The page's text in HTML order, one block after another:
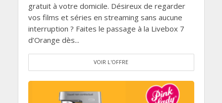
gratuit à votre domicile. Désireux de regarder
vos films et séries en streaming sans aucune
interruption ? Faites le passage à la Livebox 7
d’Orange dès...
VOIR L'OFFRE